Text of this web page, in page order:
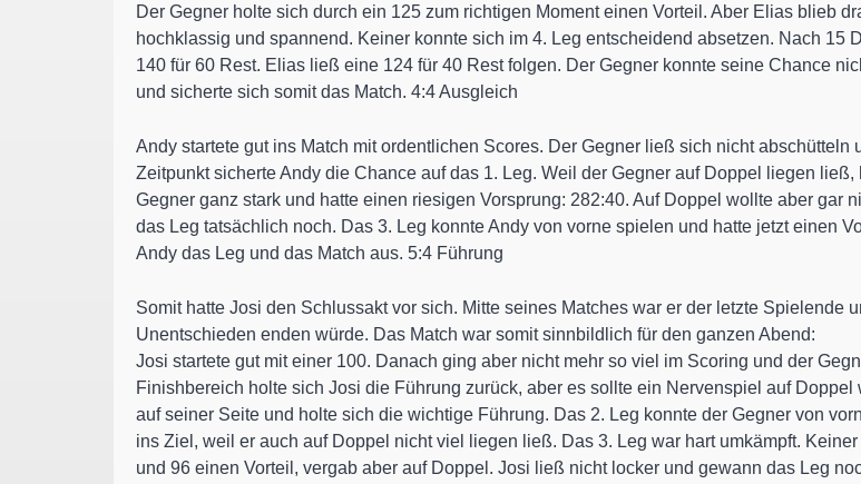
Der Gegner holte sich durch ein 125 zum richtigen Moment einen Vorteil. Aber Elias blieb
hochklassig und spannend. Keiner konnte sich im 4. Leg entscheidend absetzen. Nach 15
140 für 60 Rest. Elias ließ eine 124 für 40 Rest folgen. Der Gegner konnte seine Chance
und sicherte sich somit das Match. 4:4 Ausgleich
Andy startete gut ins Match mit ordentlichen Scores. Der Gegner ließ sich nicht
Zeitpunkt sicherte Andy die Chance auf das 1. Leg. Weil der Gegner auf Doppel liegen
Gegner ganz stark und hatte einen riesigen Vorsprung: 282:40. Auf Doppel wollte aber gar
das Leg tatsächlich noch. Das 3. Leg konnte Andy von vorne spielen und hatte jetzt einen
Andy das Leg und das Match aus. 5:4 Führung
Somit hatte Josi den Schlussakt vor sich. Mitte seines Matches war er der letzte Spielende
Unentschieden enden würde. Das Match war somit sinnbildlich für den ganzen Abend:
Josi startete gut mit einer 100. Danach ging aber nicht mehr so viel im Scoring und der
Finishbereich holte sich Josi die Führung zurück, aber es sollte ein Nervenspiel auf
auf seiner Seite und holte sich die wichtige Führung. Das 2. Leg konnte der Gegner von
ins Ziel, weil er auch auf Doppel nicht viel liegen ließ. Das 3. Leg war hart umkämpft.
und 96 einen Vorteil, vergab aber auf Doppel. Josi ließ nicht locker und gewann das Leg